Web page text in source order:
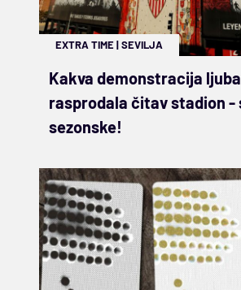
EXTRA TIME|SEVILJA
Kakva demonstracija
rasprodala čitav stadion -
sezonske!